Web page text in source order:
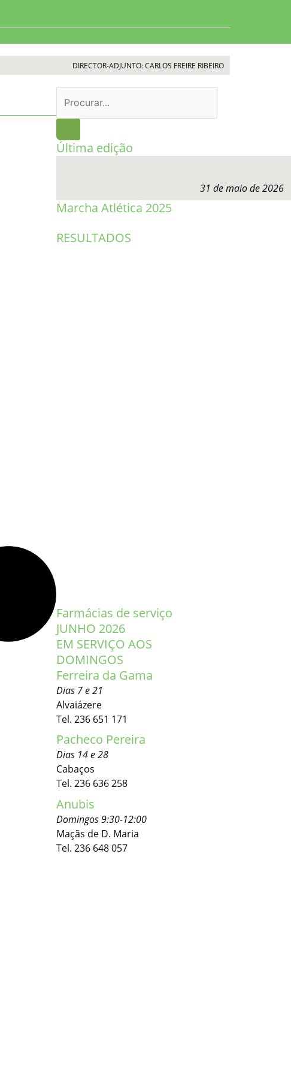
DIRECTOR-ADJUNTO: CARLOS FREIRE RIBEIRO
Última edição
31 de maio de 2026
Marcha Atlética 2025
RESULTADOS
Farmácias de serviço
JUNHO 2026
EM SERVIÇO AOS
DOMINGOS
Ferreira da Gama
Dias 7 e 21
Alvaiázere
Tel. 236 651 171
Pacheco Pereira
Dias 14 e 28
Cabaços
Tel. 236 636 258
Anubis
Domingos 9:30-12:00
Maçãs de D. Maria
Tel. 236 648 057